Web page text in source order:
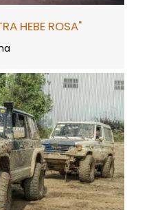
HEBE ROSA"